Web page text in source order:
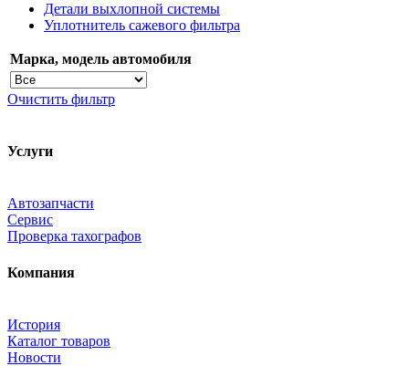
Детали выхлопной системы
Уплотнитель сажевого фильтра
Марка, модель автомобиля
Очистить фильтр
Услуги
Автозапчасти
Сервис
Проверка тахографов
Компания
История
Каталог товаров
Новости